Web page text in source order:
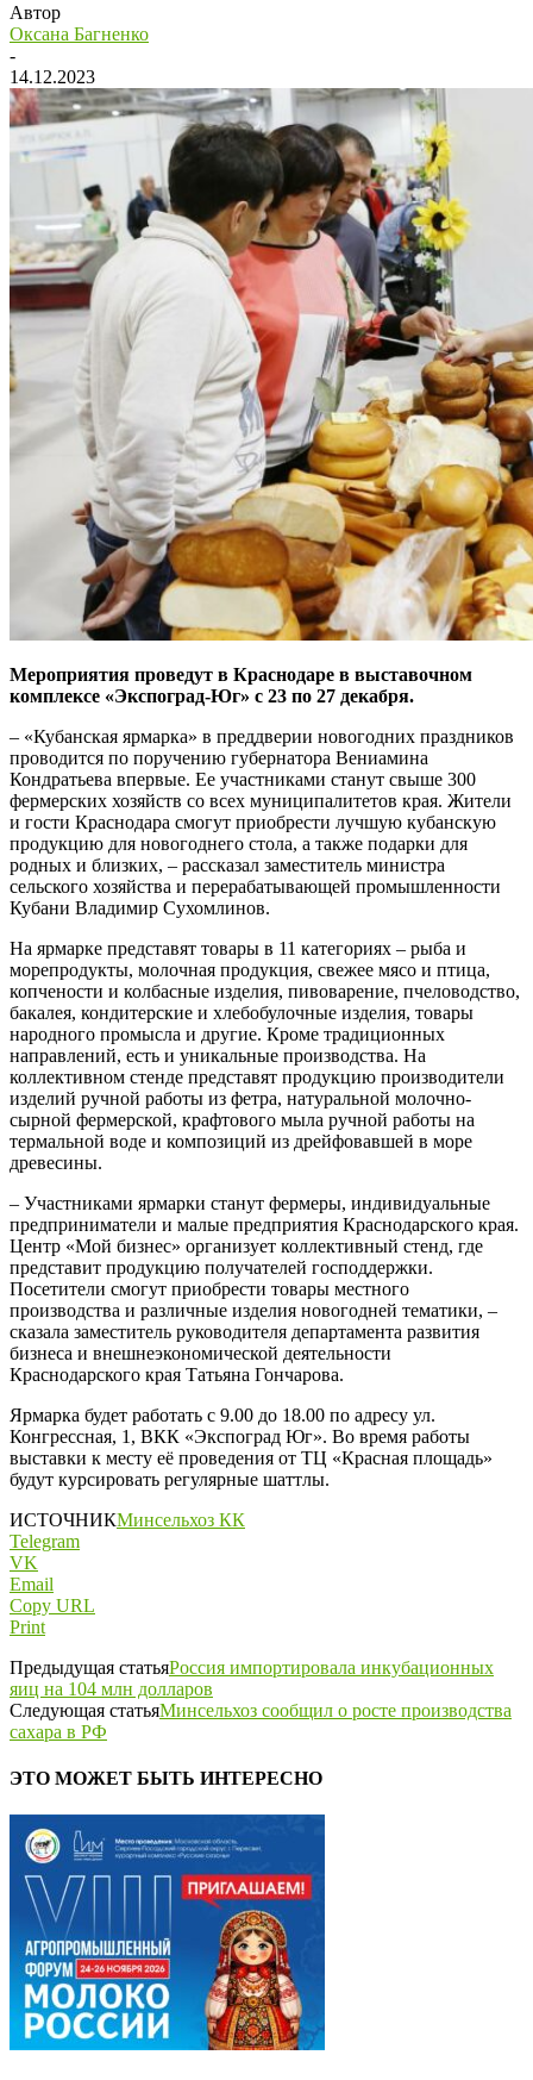
Автор
Оксана Багненко
-
14.12.2023
Мероприятия проведут в Краснодаре в выставочном
комплексе «Экспоград-Юг» с 23 по 27 декабря.
– «Кубанская ярмарка» в преддверии новогодних праздников
проводится по поручению губернатора Вениамина
Кондратьева впервые. Ее участниками станут свыше 300
фермерских хозяйств со всех муниципалитетов края. Жители
и гости Краснодара смогут приобрести лучшую кубанскую
продукцию для новогоднего стола, а также подарки для
родных и близких, – рассказал заместитель министра
сельского хозяйства и перерабатывающей промышленности
Кубани Владимир Сухомлинов.
На ярмарке представят товары в 11 категориях – рыба и
морепродукты, молочная продукция, свежее мясо и птица,
копчености и колбасные изделия, пивоварение, пчеловодство,
бакалея, кондитерские и хлебобулочные изделия, товары
народного промысла и другие. Кроме традиционных
направлений, есть и уникальные производства. На
коллективном стенде представят продукцию производители
изделий ручной работы из фетра, натуральной молочно-
сырной фермерской, крафтового мыла ручной работы на
термальной воде и композиций из дрейфовавшей в море
древесины.
– Участниками ярмарки станут фермеры, индивидуальные
предприниматели и малые предприятия Краснодарского края.
Центр «Мой бизнес» организует коллективный стенд, где
представит продукцию получателей господдержки.
Посетители смогут приобрести товары местного
производства и различные изделия новогодней тематики, –
сказала заместитель руководителя департамента развития
бизнеса и внешнеэкономической деятельности
Краснодарского края Татьяна Гончарова.
Ярмарка будет работать с 9.00 до 18.00 по адресу ул.
Конгрессная, 1, ВКК «Экспоград Юг». Во время работы
выставки к месту её проведения от ТЦ «Красная площадь»
будут курсировать регулярные шаттлы.
ИСТОЧНИКМинсельхоз КК
Telegram
VK
Email
Copy URL
Print
Предыдущая статьяРоссия импортировала инкубационных
яиц на 104 млн долларов
Следующая статьяМинсельхоз сообщил о росте производства
сахара в РФ
ЭТО МОЖЕТ БЫТЬ ИНТЕРЕСНО